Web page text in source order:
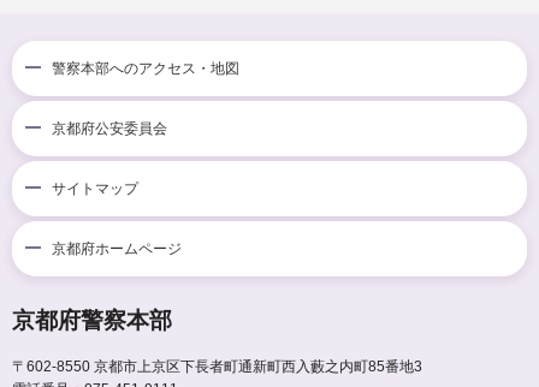
警察本部へのアクセス・地図
京都府公安委員会
サイトマップ
京都府ホームページ
京都府警察本部
〒602-8550 京都市上京区下長者町通新町西入藪之内町85番地3